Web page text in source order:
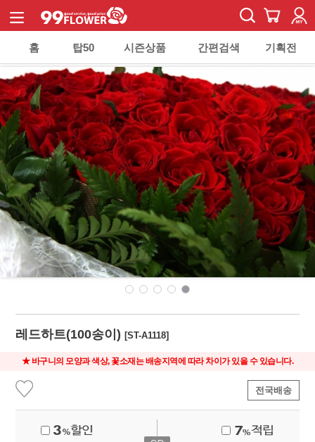
홈 탑50 시즌상품 간편검색 기획전
레드하트(100송이)[ST-A1118]
★ 바구니의 모양과 색상, 꽃소재는 배송지역에 따라 차이가 있을 수 있습니다.
전국배송